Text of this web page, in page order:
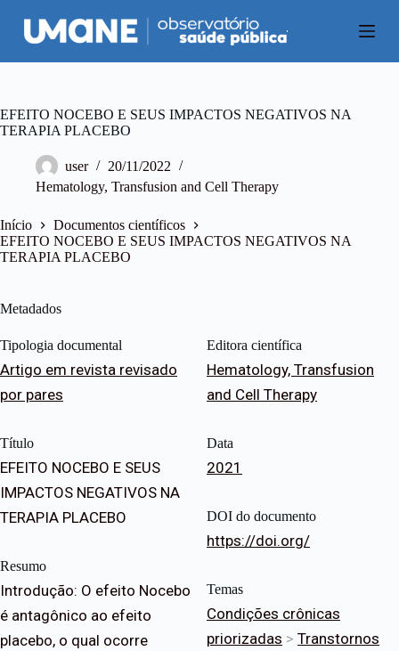
P
u
a
a
r
t
e
ú
EFEITO NOCEBO E SEUS IMPACTOS NEGATIVOS NA
TERAPIA PLACEBO
user
20/11/2022
Hematology, Transfusion and Cell Therapy
Início
Documentos científicos
EFEITO NOCEBO E SEUS IMPACTOS NEGATIVOS NA
TERAPIA PLACEBO
Metadados
Tipologia documental
Artigo em revista revisado
por pares
Título
EFEITO NOCEBO E SEUS
IMPACTOS NEGATIVOS NA
TERAPIA PLACEBO
Resumo
Introdução: O efeito Nocebo
é antagônico ao efeito
placebo, o qual ocorre
Editora científica
Hematology, Transfusion
and Cell Therapy
Data
2021
DOI do documento
https://doi.org/
Temas
Condições crônicas
priorizadas > Transtornos